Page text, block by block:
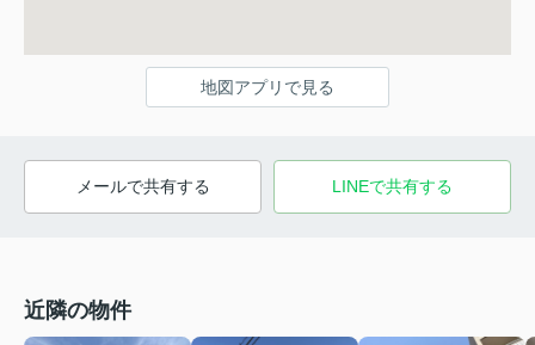
地図アプリで見る
メールで共有する LINEで共有する
近隣の物件